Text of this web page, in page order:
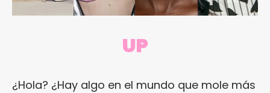
UP
¿Hola? ¿Hay algo en el mundo que mole más